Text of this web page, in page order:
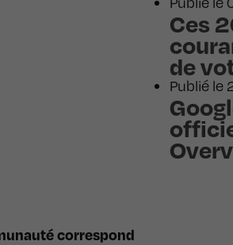
correspond
Ces
de
Publié le